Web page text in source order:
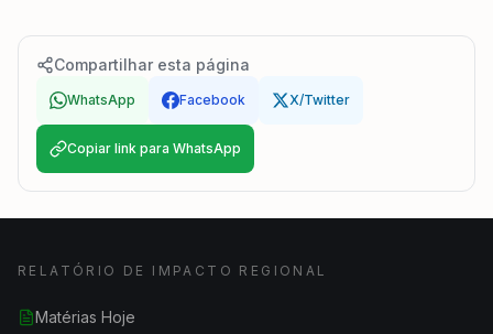
Compartilhar esta página
WhatsApp Facebook X/Twitter
Copiar link para WhatsApp
RELATÓRIO DE IMPACTO REGIONAL
Matérias Hoje